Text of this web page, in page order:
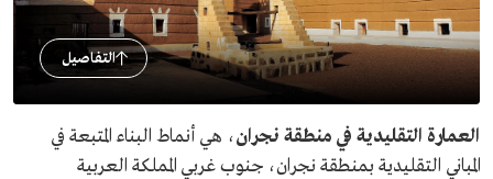
التفاصيل
العمارة التقليدية في منطقة نجران، هي أنماط البناء المتبعة في
المباني التقليدية بمنطقة نجران، جنوب غربي المملكة العربية